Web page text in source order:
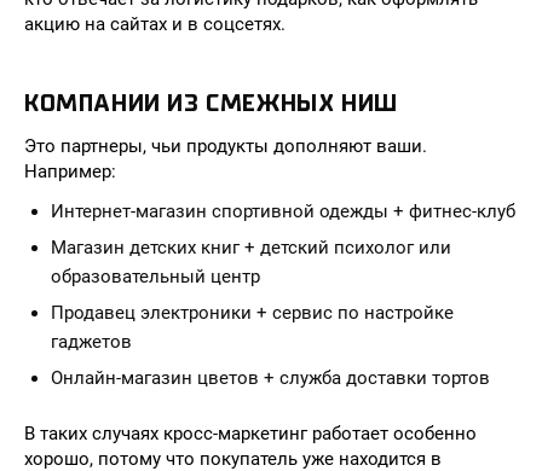
акцию на сайтах и в соцсетях.
КОМПАНИИ ИЗ СМЕЖНЫХ НИШ
Это партнеры, чьи продукты дополняют ваши.
Например:
Интернет-магазин спортивной одежды + фитнес-клуб
Магазин детских книг + детский психолог или
образовательный центр
Продавец электроники + сервис по настройке
гаджетов
Онлайн-магазин цветов + служба доставки тортов
В таких случаях кросс-маркетинг работает особенно
хорошо, потому что покупатель уже находится в